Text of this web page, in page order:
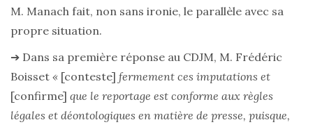
M. Manach fait, non sans ironie, le parallèle avec sa
propre situation.
➔ Dans sa première réponse au CDJM, M. Frédéric
Boisset « [conteste] fermement ces imputations et
[confirme] que le reportage est conforme aux règles
légales et déontologiques en matière de presse, puisque,